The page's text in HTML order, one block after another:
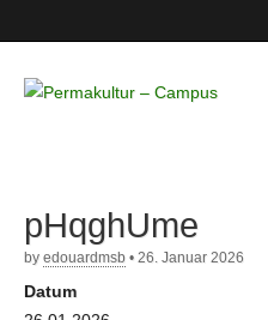
– Campus
pHqghUme
by edouardmsb • 26. Januar 2026
Datum